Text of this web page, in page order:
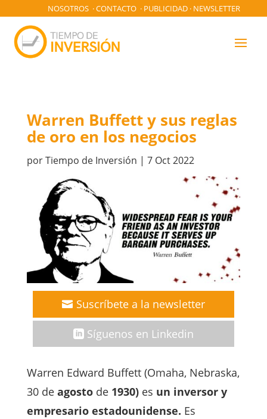
NOSOTROS ·CONTACTO · PUBLICIDAD · NEWSLETTER
Warren Buffett y sus reglas
de oro en los negocios
porTiempo de Inversión | 7 Oct 2022
Suscríbete a la newsletter
Síguenos en Linkedin
Warren Edward Buffett (Omaha, Nebraska,
30 deagostode1930)es un inversor y
empresario estadounidense. Es